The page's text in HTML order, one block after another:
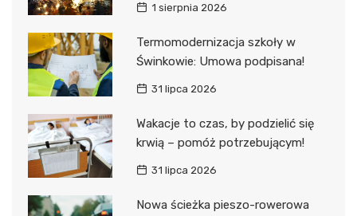
1 sierpnia 2026
Termomodernizacja szkoły w
Świnkowie: Umowa podpisana!
31 lipca 2026
Wakacje to czas, by podzielić się
krwią – pomóż potrzebującym!
31 lipca 2026
Nowa ścieżka pieszo-rowerowa